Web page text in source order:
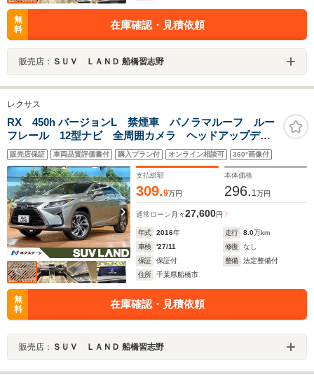
無
料
在庫確認・見積依頼
販売店： ＳＵＶ ＬＡＮＤ 船橋習志野
レクサス
RX 450h バージョンL 禁煙車 パノラマルーフ ルー
フレール 12型ナビ 全周囲カメラ ヘッドアップディ
スプレイ ブラインドスポットモニター 純正OP20イン
チアルミ 白革シート シートベンチレーション
AC100V電源
販売店保証 車両品質評価書付 購入プラン付 オンライン相談可 360°画像付
支払総額
309.9万円
本体価格
296. 1万円
通常ローン 月々27,600円
年式 2016年 走行 8.0万km
車検
'27/11 修復
なし
保証
保証付 整備
法定整備付
住所
千葉県船橋市
無
料
在庫確認・見積依頼
販売店： ＳＵＶ ＬＡＮＤ 船橋習志野